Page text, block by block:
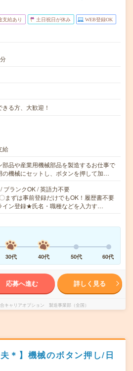
支給あり 土日祝日が休み WEB登録OK
る方、大歓迎！
給
部品や産業用機械部品を製造するお仕事で
の機械にセットし、ボタンを押して加…
ブランクOK / 英語力不要
まずは事前登録だけでもOK！履歴書不要
イン登録★氏名・職種などを入力す…
30代 40代 50代 60代
応募へ進む 詳しく見る
キャリアオプション 製造事業部（全国）
＊】機械のボタン押し/日